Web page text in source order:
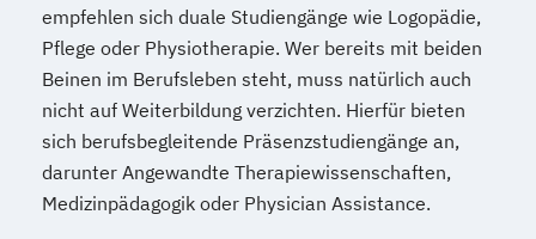
empfehlen sich duale Studiengänge wie Logopädie,
Pflege oder Physiotherapie. Wer bereits mit beiden
Beinen im Berufsleben steht, muss natürlich auch
nicht auf Weiterbildung verzichten. Hierfür bieten
sich berufsbegleitende Präsenzstudiengänge an,
darunter Angewandte Therapiewissenschaften,
Medizinpädagogik oder Physician Assistance.